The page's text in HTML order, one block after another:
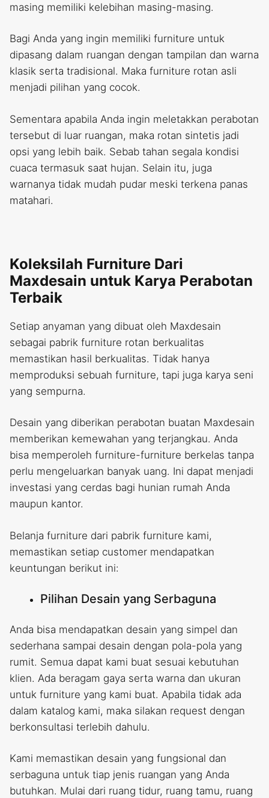
masing memiliki kelebihan masing-masing.
Bagi Anda yang ingin memiliki furniture untuk
dipasang dalam ruangan dengan tampilan dan warna
klasik serta tradisional. Maka furniture rotan asli
menjadi pilihan yang cocok.
Sementara apabila Anda ingin meletakkan perabotan
tersebut di luar ruangan, maka rotan sintetis jadi
opsi yang lebih baik. Sebab tahan segala kondisi
cuaca termasuk saat hujan. Selain itu, juga
warnanya tidak mudah pudar meski terkena panas
matahari.
Koleksilah Furniture Dari
Maxdesain untuk Karya Perabotan
Terbaik
Setiap anyaman yang dibuat oleh Maxdesain
sebagai pabrik furniture rotan berkualitas
memastikan hasil berkualitas. Tidak hanya
memproduksi sebuah furniture, tapi juga karya seni
yang sempurna.
Desain yang diberikan perabotan buatan Maxdesain
memberikan kemewahan yang terjangkau. Anda
bisa memperoleh furniture-furniture berkelas tanpa
perlu mengeluarkan banyak uang. Ini dapat menjadi
investasi yang cerdas bagi hunian rumah Anda
maupun kantor.
Belanja furniture dari pabrik furniture kami,
memastikan setiap customer mendapatkan
keuntungan berikut ini:
Pilihan Desain yang Serbaguna
Anda bisa mendapatkan desain yang simpel dan
sederhana sampai desain dengan pola-pola yang
rumit. Semua dapat kami buat sesuai kebutuhan
klien. Ada beragam gaya serta warna dan ukuran
untuk furniture yang kami buat. Apabila tidak ada
dalam katalog kami, maka silakan request dengan
berkonsultasi terlebih dahulu.
Kami memastikan desain yang fungsional dan
serbaguna untuk tiap jenis ruangan yang Anda
butuhkan. Mulai dari ruang tidur, ruang tamu, ruang